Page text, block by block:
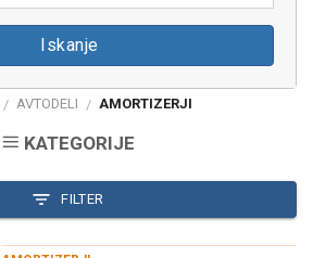
Iskanje
/ AVTODELI / AMORTIZERJI
KATEGORIJE
FILTER